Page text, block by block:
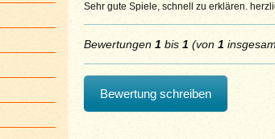
Sehr gute Spiele, schnell zu erklären.
Bewertungen 1 bis 1 (von 1
Bewertung schreiben